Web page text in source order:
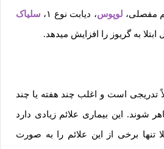
مفصلی، لوپوس، دیابت نوع ۱، سلیاک
ابتلا به گریوز را افزایش میدهد.
تدریجی است و اغلب چند هفته یا چند
این بیماری علائم زیادی دارد
تنها برخی از این علائم را به صورت